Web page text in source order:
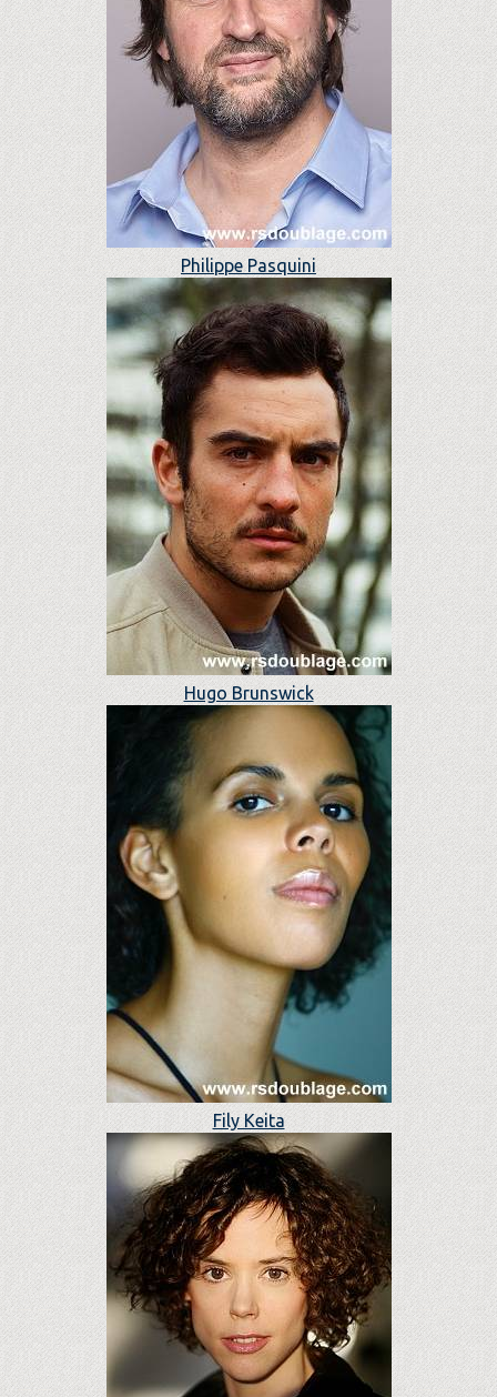
Philippe Pasquini
Hugo Brunswick
Fily Keita